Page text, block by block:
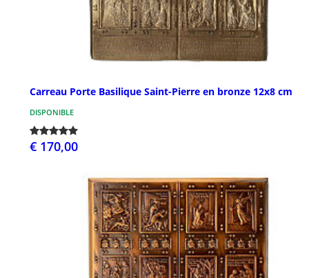
Carreau Porte Basilique Saint-Pierre en bronze 12x8 cm
DISPONIBLE
€ 170,00